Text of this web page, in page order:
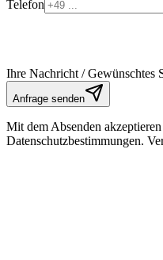
Telefon
Ihre Nachricht / Gewünschtes
Anfrage senden
Mit dem Absenden
Datenschutzbestimmungen.